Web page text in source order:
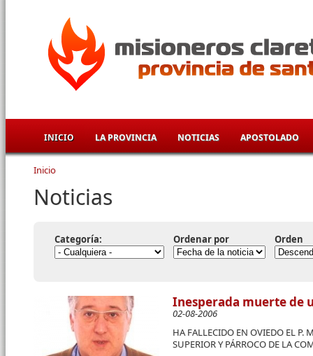
INICIO LA PROVINCIA NOTICIAS APOSTOLADO
Se encuentra usted aquí
Inicio
Noticias
Categoría: Ordenar por Orden
Inesperada muerte de
02-08-2006
HA FALLECIDO EN OVIEDO EL P.
SUPERIOR Y PÁRROCO DE LA